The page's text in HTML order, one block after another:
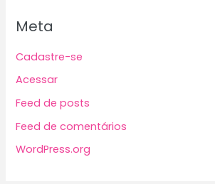
Meta
Cadastre-se
Acessar
Feed de posts
Feed de comentários
WordPress.org